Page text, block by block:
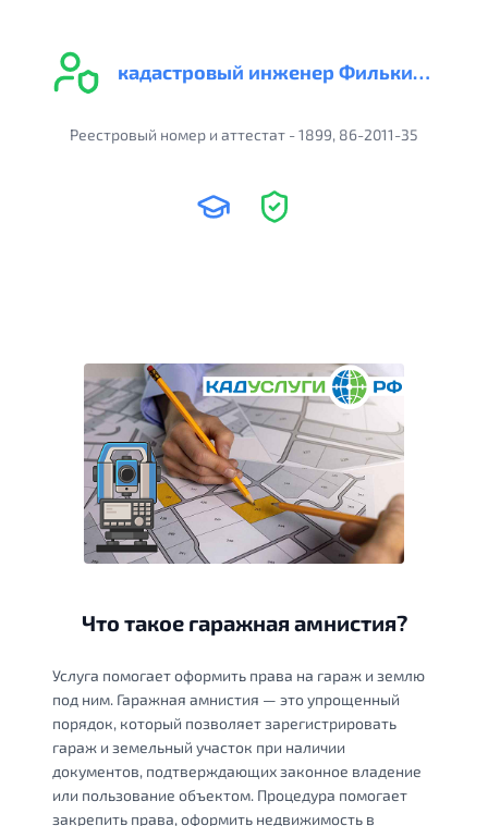
кадастровый инженер Филькин И.В.
Реестровый номер и аттестат - 1899, 86-2011-35
Что такое гаражная амнистия?
Услуга помогает оформить права на гараж и землю
под ним. Гаражная амнистия — это упрощенный
порядок, который позволяет зарегистрировать
гараж и земельный участок при наличии
документов, подтверждающих законное владение
или пользование объектом. Процедура помогает
закрепить права, оформить недвижимость в